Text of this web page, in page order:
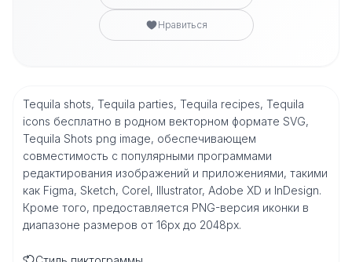
Нравиться
Tequila shots, Tequila parties, Tequila recipes, Tequila
icons бесплатно в родном векторном формате SVG,
Tequila Shots png image, обеспечивающем
совместимость с популярными программами
редактирования изображений и приложениями, такими
как Figma, Sketch, Corel, Illustrator, Adobe XD и InDesign.
Кроме того, предоставляется PNG-версия иконки в
диапазоне размеров от 16px до 2048px.